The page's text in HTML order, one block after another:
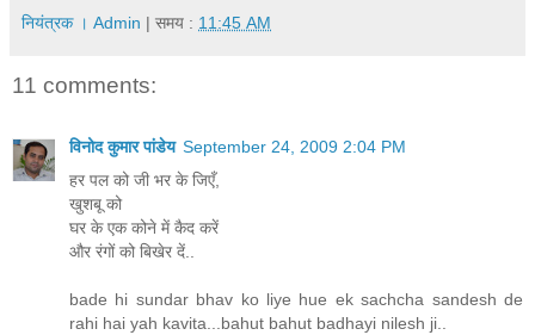
नियंत्रक । Admin | समय : 11:45 AM
11 comments:
विनोद कुमार पांडेय September 24, 2009 2:04 PM
हर पल को जी भर के जिएँ,
खुशबू को
घर के एक कोने में कैद करें
और रंगों को बिखेर दें..
bade hi sundar bhav ko liye hue ek sachcha sandesh de
rahi hai yah kavita...bahut bahut badhayi nilesh ji..